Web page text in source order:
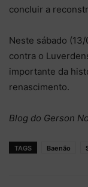
concluir a
Neste sábado
contra o
importante da
renascimento.
Blog do Gerson
TAGS Baenão